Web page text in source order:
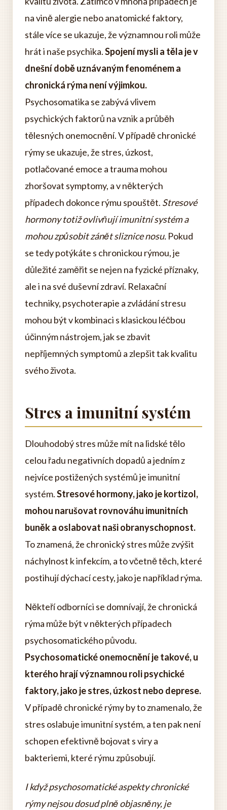
na vině alergie nebo anatomické faktory,
stále více se ukazuje, že významnou roli může
hrát i naše psychika.Spojení mysli a těla je v
dnešní době uznávaným fenoménem a
chronická rýma není výjimkou.
Psychosomatika se zabývá vlivem
psychických faktorů na vznik a průběh
tělesných onemocnění. V případě chronické
rýmy se ukazuje, že stres, úzkost,
potlačované emoce a trauma mohou
zhoršovat symptomy, a v některých
případech dokonce rýmu spouštět. Stresové
hormony totiž ovlivňují imunitní systém a
mohou způsobit zánět sliznice nosu. Pokud
se tedy potýkáte s chronickou rýmou, je
důležité zaměřit se nejen na fyzické příznaky,
ale i na své duševní zdraví. Relaxační
techniky, psychoterapie a zvládání stresu
mohou být v kombinaci s klasickou léčbou
účinným nástrojem, jak se zbavit
nepříjemných symptomů a zlepšit tak kvalitu
svého života.
Stres a imunitní systém
Dlouhodobý stres může mít na lidské tělo
celou řadu negativních dopadů a jedním z
nejvíce postižených systémů je imunitní
systém.Stresové hormony, jako je kortizol,
mohou narušovat rovnováhu imunitních
buněk a oslabovat naši obranyschopnost.
To znamená, že chronický stres může zvýšit
náchylnost k infekcím, a to včetně těch, které
postihují dýchací cesty, jako je například rýma.
Někteří odborníci se domnívají, že chronická
rýma může být v některých případech
psychosomatického původu.
Psychosomatické onemocnění je takové, u
kterého hrají významnou roli psychické
faktory, jako je stres, úzkost nebo deprese.
V případě chronické rýmy by to znamenalo, že
stres oslabuje imunitní systém, a ten pak není
schopen efektivně bojovat s viry a
bakteriemi, které rýmu způsobují.
I když psychosomatické aspekty chronické
rýmy nejsou dosud plně objasněny, je